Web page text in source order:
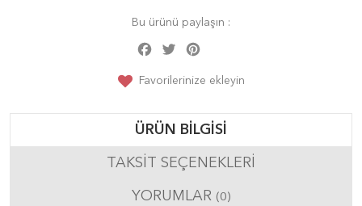
Bu ürünü paylaşın :
Facebook
Twitter
Favorilerinize ekleyin
ÜRÜN BILGISI
TAKSIT SEÇENEKLERI
YORUMLAR (0)